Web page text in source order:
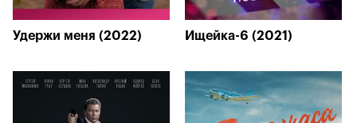
Удержи меня (2022) Ищейка-6 (2021)